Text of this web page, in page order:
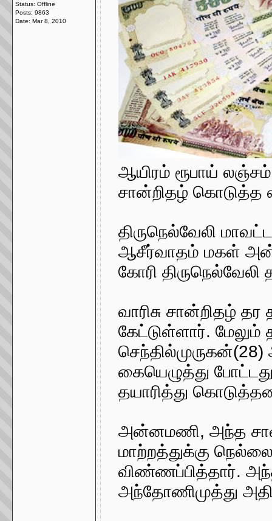
Status: Offline
Posts: 9863
Date: Mar 8, 2010
ஆயிரம் ரூபாய்
சான்றிதழ் கொடுத்த
திருநெல்வேலி
ஆசீர்வாதம் மகள்
கோரி
வாரிசு சான்றிதழ்
கேட்டுள்ளார். மேலும்
கையெழுத்து
தயாரித்து
அன்னமணி, அந்த
மாற்றத்துக்கு
விண்ணப்பித்தார்.
அந்தோணிமுத்து